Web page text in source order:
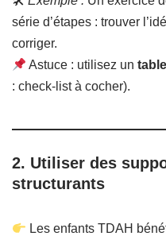
série d’étapes : trouver
corriger.
Astuce : utilisez un
: check-list à cocher).
2. Utiliser des
structurants
Les enfants TDAH